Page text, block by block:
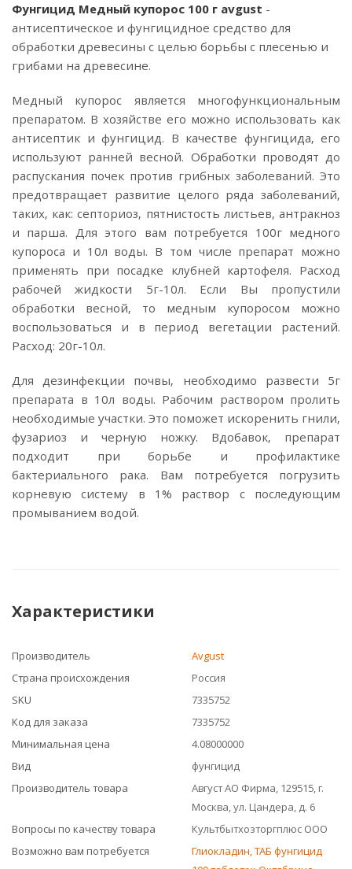
Фунгицид Медный купорос 100 г avgust -
антисептическое и фунгицидное средство для
обработки древесины с целью борьбы с плесенью и
грибами на древесине.
Медный купорос является многофункциональным
препаратом. В хозяйстве его можно использовать как
антисептик и фунгицид. В качестве фунгицида, его
используют ранней весной. Обработки проводят до
распускания почек против грибных заболеваний. Это
предотвращает развитие целого ряда заболеваний,
таких, как: септориоз, пятнистость листьев, антракноз
и парша. Для этого вам потребуется 100г медного
купороса и 10л воды. В том числе препарат можно
применять при посадке клубней картофеля. Расход
рабочей жидкости 5г-10л. Если Вы пропустили
обработки весной, то медным купоросом можно
воспользоваться и в период вегетации растений.
Расход: 20г-10л.
Для дезинфекции почвы, необходимо развести 5г
препарата в 10л воды. Рабочим раствором пролить
необходимые участки. Это поможет искоренить гнили,
фузариоз и черную ножку. Вдобавок, препарат
подходит при борьбе и профилактике
бактериального рака. Вам потребуется погрузить
корневую систему в 1% раствор с последующим
промыванием водой.
Характеристики
Производитель
Avgust
Страна происхождения
Россия
SKU
7335752
Код для заказа
7335752
Минимальная цена
4.08000000
Вид
фунгицид
Производитель товара
Август АО Фирма, 129515, г.
Москва, ул. Цандера, д. 6
Вопросы по качеству товара
Культбытхозторгплюс ООО
Возможно вам потребуется
Глиокладин, ТАБ фунгицид